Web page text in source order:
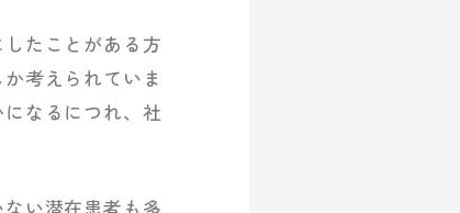
たことがある方
考えられていま
なるにつれ、社
い潜在患者も多